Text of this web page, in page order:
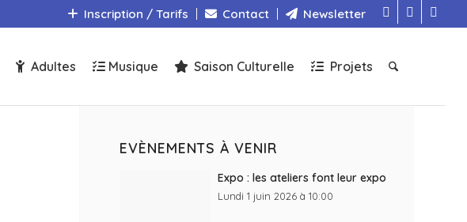
Inscription / Tarifs Contact Newsletter
Adultes Musique Saison Culturelle Projets
EVÈNEMENTS À VENIR
Expo : les ateliers font leur expo
Lundi 1 juin 2026 à 10:00